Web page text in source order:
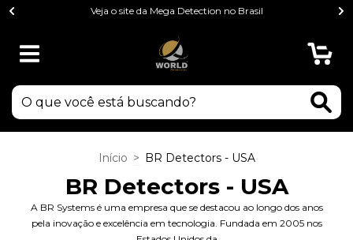
Veja o site da Mega Detection no Brasil
Início > BR Detectors - USA
BR Detectors - USA
A BR Systems é uma empresa que se destacou ao longo dos anos
pela inovação e excelência em tecnologia. Fundada em 2005 nos